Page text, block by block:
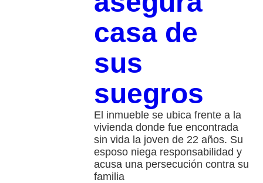
casa de
sus
suegros
El inmueble se ubica frente a la
vivienda donde fue encontrada
sin vida la joven de 22 años. Su
esposo niega responsabilidad y
acusa una persecución contra su
familia